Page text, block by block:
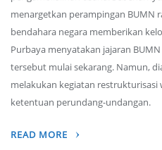
menargetkan perampingan BUMN
bendahara negara memberikan
Purbaya menyatakan jajaran
tersebut mulai sekarang. Namun,
melakukan kegiatan restrukturisasi
ketentuan perundang-undangan.
READ MORE